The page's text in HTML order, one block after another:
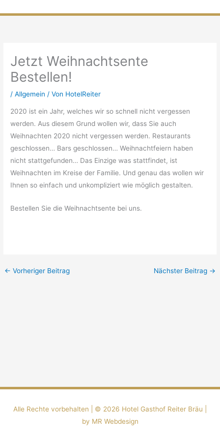
Inhalt
Jetzt Weihnachtsente
Bestellen!
/Allgemein / Von HotelReiter
2020 ist ein Jahr, welches wir so schnell nicht vergessen
werden. Aus diesem Grund wollen wir, dass Sie auch
Weihnachten 2020 nicht vergessen werden. Restaurants
geschlossen… Bars geschlossen… Weihnachtfeiern haben
nicht stattgefunden… Das Einzige was stattfindet, ist
Weihnachten im Kreise der Familie. Und genau das wollen wir
Ihnen so einfach und unkompliziert wie möglich gestalten.
Bestellen Sie die Weihnachtsente bei uns.
← Vorheriger Beitrag Nächster Beitrag →
Alle Rechte vorbehalten | ©️ 2026 Hotel Gasthof Reiter Bräu
by MR Webdesign